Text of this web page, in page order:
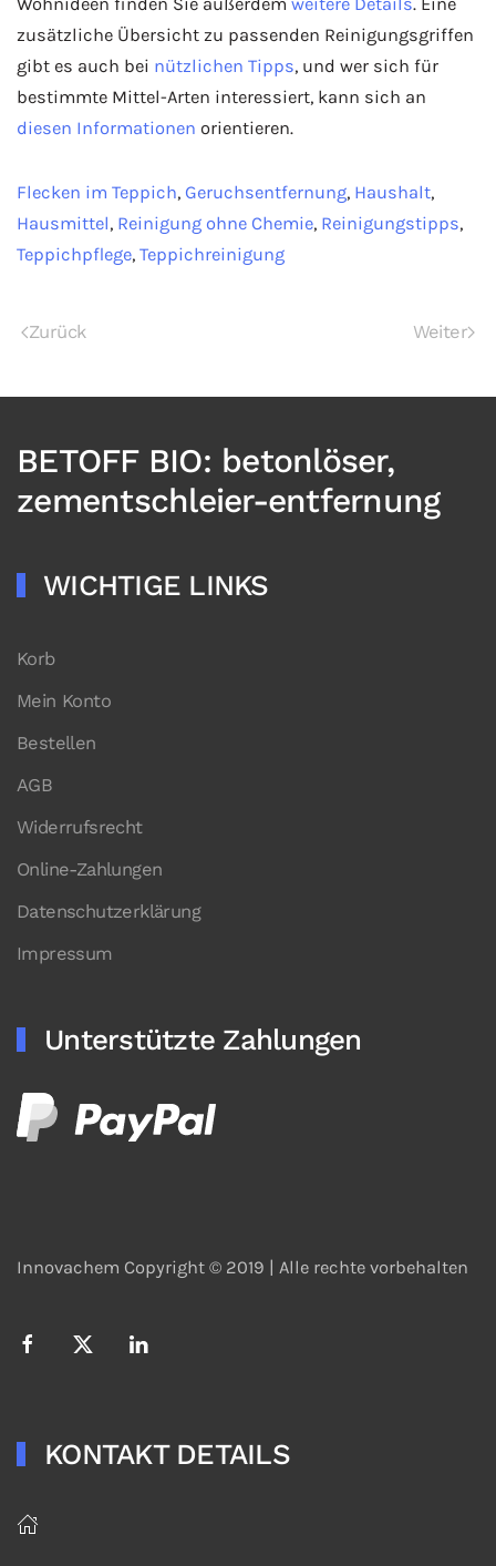
zusätzliche Übersicht zu passenden Reinigungsgriffen
gibt es auch bei nützlichen Tipps, und wer sich für
bestimmte Mittel-Arten interessiert, kann sich an
diesen Informationen orientieren.
Flecken im Teppich, Geruchsentfernung, Haushalt,
Hausmittel, Reinigung ohne Chemie, Reinigungstipps,
Teppichpflege, Teppichreinigung
Zurück Weiter
BETOFF BIO: betonlöser,
zementschleier-entfernung
WICHTIGE LINKS
Korb
Mein Konto
Bestellen
AGB
Widerrufsrecht
Online-Zahlungen
Datenschutzerklärung
Impressum
Unterstützte Zahlungen
Innovachem Copyright © 2019 | Alle rechte vorbehalten
KONTAKT DETAILS